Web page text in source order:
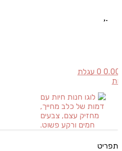
0.00
0 עגלת
תפריט